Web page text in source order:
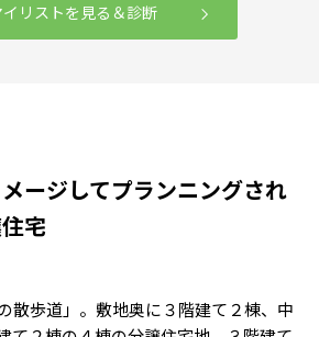
イリストを見る＆診断
ージしてプランニングされ
宅
散歩道」。敷地奥に３階建て２棟、中